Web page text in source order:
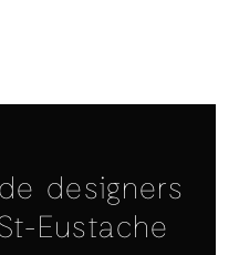
designers
Eustache